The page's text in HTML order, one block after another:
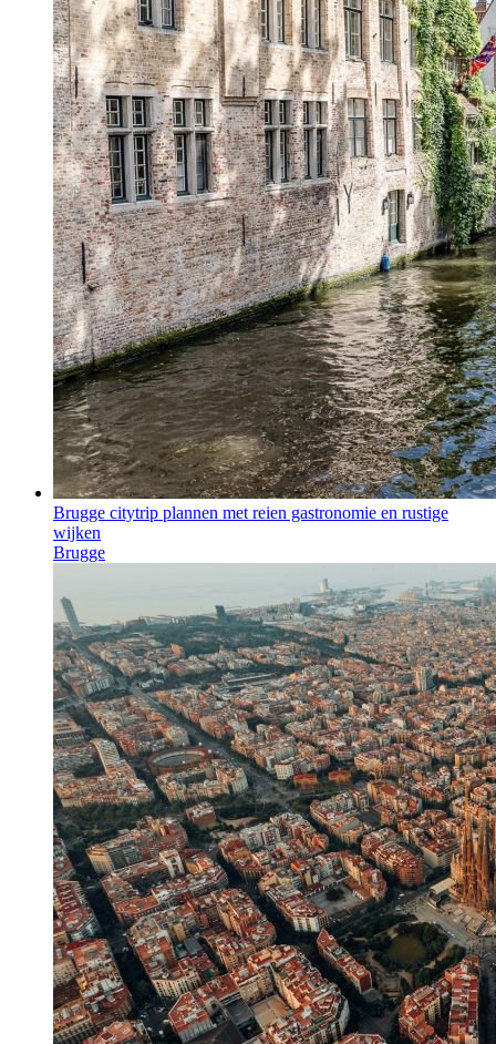
Brugge citytrip plannen met reien gastronomie en rustige
wijken
Brugge